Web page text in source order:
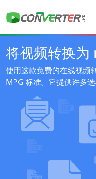
将视频转换为
使用这款免费的在线视频
MPG 标准。它提供许多